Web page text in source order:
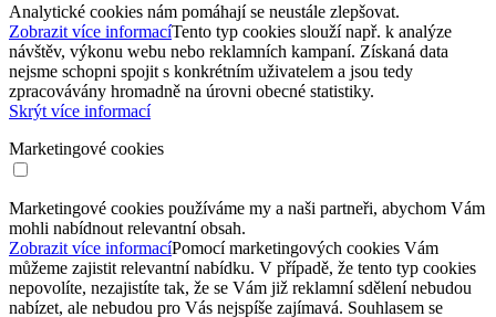
Analytické cookies nám pomáhají se neustále zlepšovat.
Zobrazit více informacíTento typ cookies slouží např. k analýze
návštěv, výkonu webu nebo reklamních kampaní. Získaná data
nejsme schopni spojit s konkrétním uživatelem a jsou tedy
zpracovávány hromadně na úrovni obecné statistiky.
Skrýt více informací
Marketingové cookies
Marketingové cookies používáme my a naši partneři, abychom Vám
mohli nabídnout relevantní obsah.
Zobrazit více informacíPomocí marketingových cookies Vám
můžeme zajistit relevantní nabídku. V případě, že tento typ cookies
nepovolíte, nezajistíte tak, že se Vám již reklamní sdělení nebudou
nabízet, ale nebudou pro Vás nejspíše zajímavá. Souhlasem se